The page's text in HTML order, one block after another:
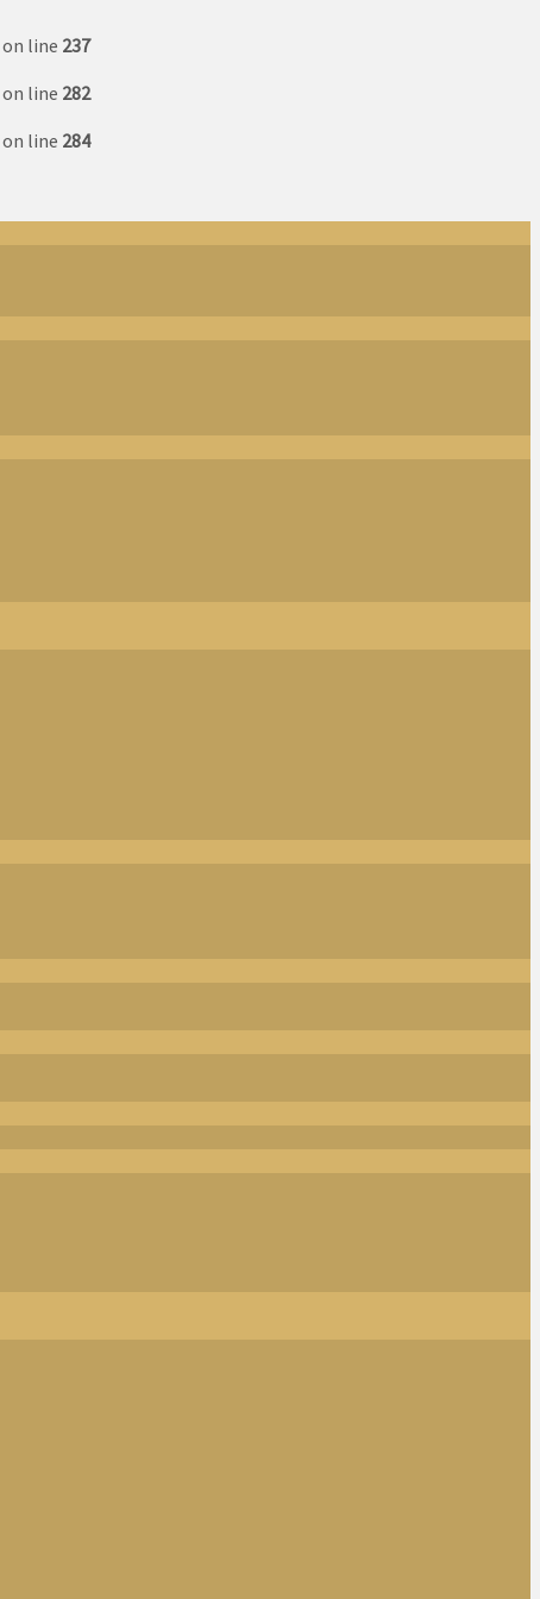
on line 237
on line 282
on line 284